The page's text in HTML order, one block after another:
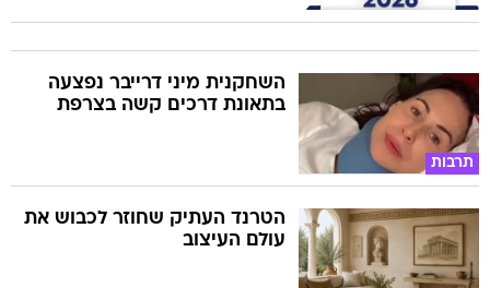
תרבות
השחקנית מיני דרייבר נפצעה
בתאונת דרכים קשה בצרפת
הטרנד העתיק שחוזר לכבוש את
עולם העיצוב